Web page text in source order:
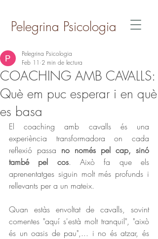
Pelegrina Psicologia
COACHING AMB CAVALLS:
Què em puc esperar i en què
es basa
Pelegrina Psicologia
Feb 11 2 min de lectura
El coaching amb cavalls és una
experiència transformadora on cada
reflexió passa no només pel cap, sinó
també pel cos. Això fa que els
aprenentatges siguin molt més profunds i
rellevants per a un mateix.
Quan estàs envoltat de cavalls, sovint
comentes "aquí s'està molt tranquil", "això
és un oasis de pau",... i no és atzar, és